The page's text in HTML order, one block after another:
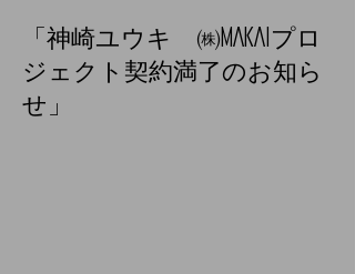
「神崎ユウキ ㈱MAKAIプロ
ジェクト契約満了のお知ら
せ」